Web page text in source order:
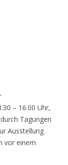
– 16.00 Uhr,
Tagungen
Ausstellung
vor einem